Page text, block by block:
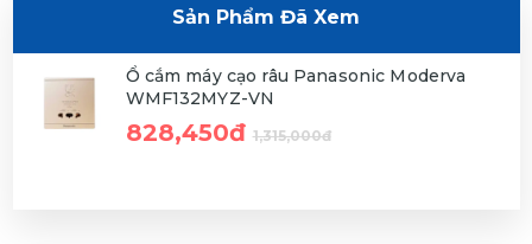
Sản Phẩm Đã Xem
Ổ cắm máy cạo râu Panasonic Moderva
WMF132MYZ-VN
828,450đ 1,315,000đ